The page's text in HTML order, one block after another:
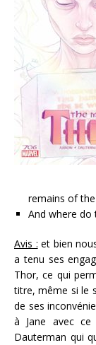
remains of
And where do
Avis : et bien
a tenu ses
Thor, ce qui
titre, même si le
de ses
à Jane avec
Dauterman qui